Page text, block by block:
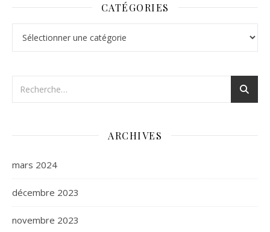
CATÉGORIES
ARCHIVES
mars 2024
décembre 2023
novembre 2023